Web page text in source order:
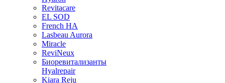
Revitacare
EL SOD
French HA
Lasbeau Aurora
Miracle
ReviNeux
Биоревитализанты
Hyalrepair
Kiara Reju